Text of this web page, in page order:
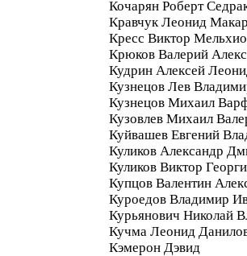
Кочарян Роберт
Кравчук Леонид
Кресс Виктор
Крюков Валерий
Кудрин Алексей
Кузнецов Лев
Кузнецов Михаил
Кузовлев Михаил
Куйвашев Евгений
Куликов Александр
Куликов Виктор
Купцов Валентин
Куроедов Владимир
Курьянович Николай
Кучма Леонид
Кэмерон Дэвид